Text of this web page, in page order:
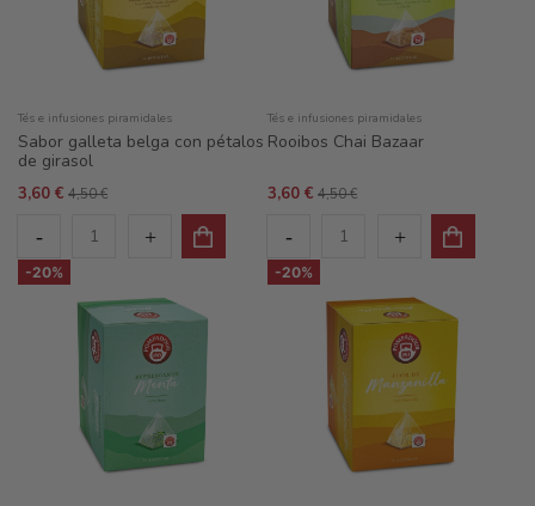
Tés e infusiones piramidales
Sabor galleta belga con pétalos
de girasol
3,60 € 4,50 €
Tés e infusiones piramidales
Rooibos Chai Bazaar
3,60 € 4,50 €
-20% -20%